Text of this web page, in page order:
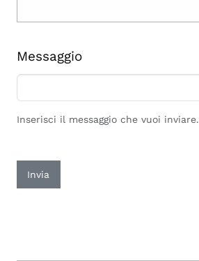
Messaggio
Inserisci il messaggio che vuoi inviare.
Invia